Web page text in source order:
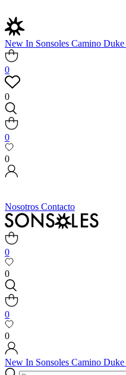
New In Sonsoles Camino Duke
0
0
0
0
Nosotros Contacto
0
0
0
0
New In Sonsoles Camino Duke